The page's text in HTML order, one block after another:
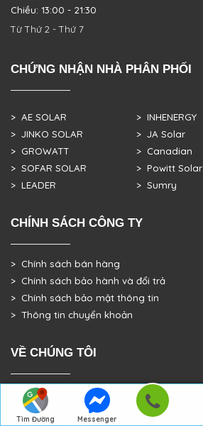
Tìm Đường
Messenger
Chiều: 13:00 - 21:30
Từ Thứ 2 - Thứ 7
CHỨNG NHẬN NHÀ PHÂN PHỐI
> AE SOLAR
> JINKO SOLAR
> GROWATT
> SOFAR SOLAR
> LEADER
> INHENERGY
> JA Solar
> Canadian
> Powitt Solar
> Sumry
CHÍNH SÁCH CÔNG TY
> Chính sách bán hàng
> Chính sách bảo hành và đổi trả
> Chính sách bảo mật thông tin
> Thông tin chuyển khoản
VỀ CHÚNG TÔI
> GIỚI THIỆU
> TRANG CHỦ